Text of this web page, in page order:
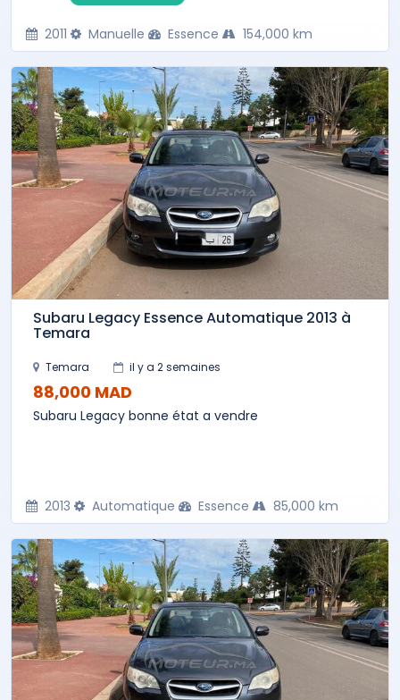
2011 Manuelle Essence 154,000 km
Subaru Legacy Essence Automatique 2013 à
Temara
Temara il y a 2 semaines
88,000 MAD
Subaru Legacy bonne état a vendre
2013 Automatique Essence 85,000 km